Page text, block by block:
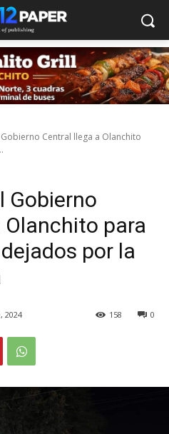
Central llega a Olanchito
Gobierno
para
por la
2024 0
158